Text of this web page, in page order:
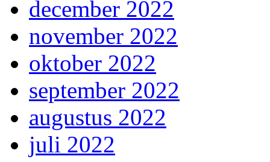
december 2022
november 2022
oktober 2022
september 2022
augustus 2022
juli 2022